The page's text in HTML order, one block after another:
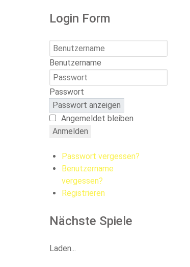
Login Form
Benutzername
Passwort
Passwort anzeigen
Angemeldet bleiben
Anmelden
Passwort vergessen?
Benutzername
vergessen?
Registrieren
Nächste Spiele
Laden...